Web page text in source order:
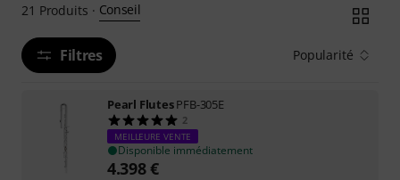
21 Produits · Conseil
Filtres Popularité
Pearl FlutesPFB-305E
2
MEILLEURE VENTE
Disponible immédiatement
4.398€